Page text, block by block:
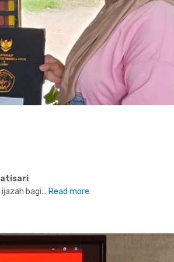
bagi... Read more